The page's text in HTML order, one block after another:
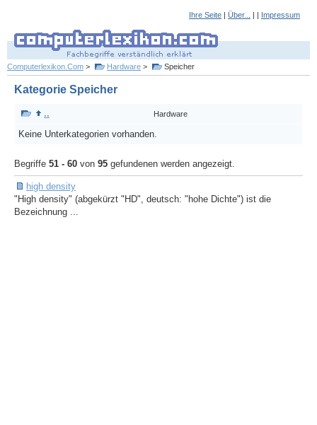
Ihre Seite | Über... | | Impressum
Computerlexikon.Com > Hardware > Speicher
Kategorie Speicher
.. Hardware
Keine Unterkategorien vorhanden.
Begriffe 51 - 60 von 95 gefundenen werden angezeigt.
high density
"High density" (abgekürzt "HD", deutsch: "hohe Dichte") ist die
Bezeichnung ...